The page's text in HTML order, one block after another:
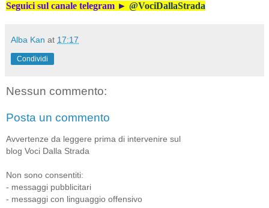
Seguici sul canale telegram ► @VociDallaStrada
Alba Kan at 17:17
Condividi
Nessun commento:
Posta un commento
Avvertenze da leggere prima di intervenire sul
blog Voci Dalla Strada
Non sono consentiti:
- messaggi pubblicitari
- messaggi con linguaggio offensivo